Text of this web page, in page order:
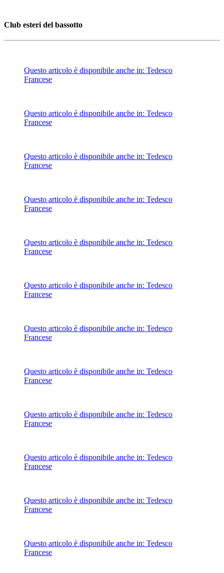
Club esteri del bassotto
Questo articolo è disponibile anche in: Tedesco
Francese
Questo articolo è disponibile anche in: Tedesco
Francese
Questo articolo è disponibile anche in: Tedesco
Francese
Questo articolo è disponibile anche in: Tedesco
Francese
Questo articolo è disponibile anche in: Tedesco
Francese
Questo articolo è disponibile anche in: Tedesco
Francese
Questo articolo è disponibile anche in: Tedesco
Francese
Questo articolo è disponibile anche in: Tedesco
Francese
Questo articolo è disponibile anche in: Tedesco
Francese
Questo articolo è disponibile anche in: Tedesco
Francese
Questo articolo è disponibile anche in: Tedesco
Francese
Questo articolo è disponibile anche in: Tedesco
Francese